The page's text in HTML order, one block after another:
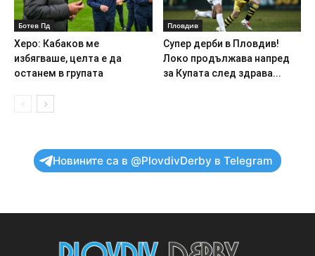
Ботев Пд
Херо: Кабаков ме
избягваше, целта е да
останем в групата
Пловдив
Супер дерби в Пловдив!
Локо продължава напред
за Купата след здрава...
Новините са в @PlovdivDerby в Telegram